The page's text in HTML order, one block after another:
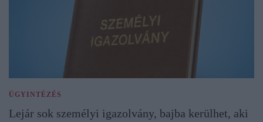
ÜGYINTÉZÉS
Lejár sok személyi igazolvány, bajba kerülhet, aki